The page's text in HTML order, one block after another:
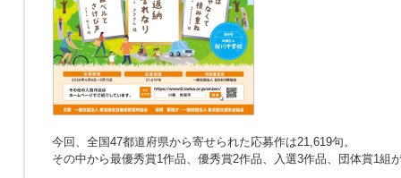
今回、全国47都道府県から寄せられた応募作は21,619句。
その中から最優秀賞1作品、優秀賞2作品、入選3作品、団体賞1組